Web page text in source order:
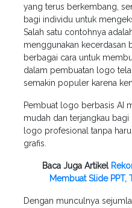
yang terus berkembang,
bagi individu untuk
Salah satu contohnya
menggunakan kecerdasan
berbagai cara untuk
dalam pembuatan logo
semakin populer karena
Pembuat logo berbasis AI
mudah dan terjangkau
logo profesional tanpa
grafis.
Baca Juga Artikel
Membuat Slide PPT,
Dengan munculnya